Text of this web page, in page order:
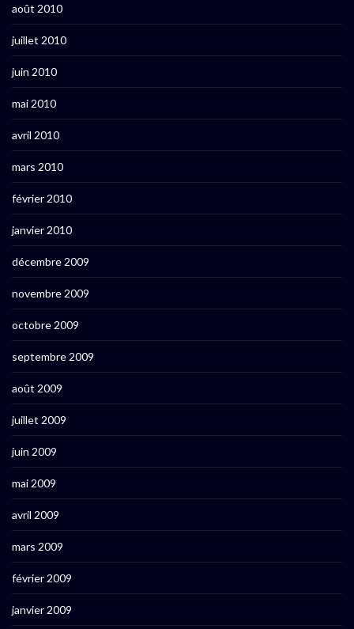
août 2010
juillet 2010
juin 2010
mai 2010
avril 2010
mars 2010
février 2010
janvier 2010
décembre 2009
novembre 2009
octobre 2009
septembre 2009
août 2009
juillet 2009
juin 2009
mai 2009
avril 2009
mars 2009
février 2009
janvier 2009